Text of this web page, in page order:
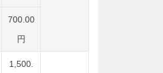
700.00
円
1,500.